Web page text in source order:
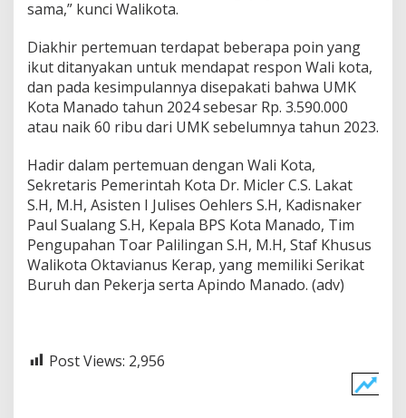
sama,” kunci Walikota.
Diakhir pertemuan terdapat beberapa poin yang
ikut ditanyakan untuk mendapat respon Wali kota,
dan pada kesimpulannya disepakati bahwa UMK
Kota Manado tahun 2024 sebesar Rp. 3.590.000
atau naik 60 ribu dari UMK sebelumnya tahun 2023.
Hadir dalam pertemuan dengan Wali Kota,
Sekretaris Pemerintah Kota Dr. Micler C.S. Lakat
S.H, M.H, Asisten I Julises Oehlers S.H, Kadisnaker
Paul Sualang S.H, Kepala BPS Kota Manado, Tim
Pengupahan Toar Palilingan S.H, M.H, Staf Khusus
Walikota Oktavianus Kerap, yang memiliki Serikat
Buruh dan Pekerja serta Apindo Manado. (adv)
Post Views: 2,956